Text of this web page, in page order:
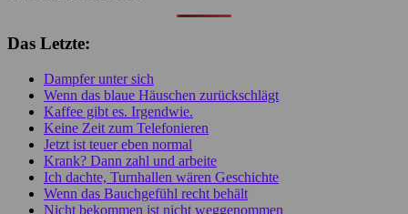
Das Letzte:
Dampfer unter sich
Wenn das blaue Häuschen zurückschlägt
Kaffee gibt es. Irgendwie.
Keine Zeit zum Telefonieren
Jetzt ist teuer eben normal
Krank? Dann zahl und arbeite
Ich dachte, Turnhallen wären Geschichte
Wenn das Bauchgefühl recht behält
Nicht bekommen ist nicht weggenommen